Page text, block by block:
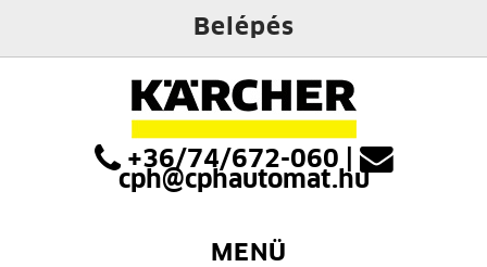
Belépés
+36/74/672-060
cph@cphautomat.hu
MENÜ